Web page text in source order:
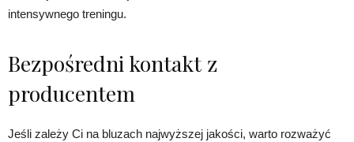
intensywnego treningu.
Bezpośredni kontakt z
producentem
Jeśli zależy Ci na bluzach najwyższej jakości, warto rozważyć